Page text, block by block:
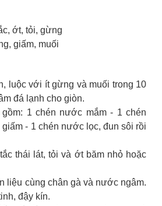
ớt, tỏi, gừng
giấm, muối
luộc với ít gừng và muối trong 10
đá lạnh cho giòn.
1 chén nước mắm - 1 chén
- 1 chén nước lọc, đun sôi rồi
thái lát, tỏi và ớt băm nhỏ hoặc
liệu cùng chân gà và nước ngâm.
đậy kín.